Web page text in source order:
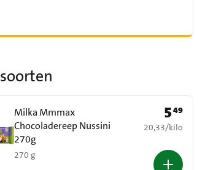
soorten
Milka Mmmax
Chocoladereep Nussini
270g
270 g
Prijs: € 5,49
549
€ 20,33 per kilo
20,33/kilo